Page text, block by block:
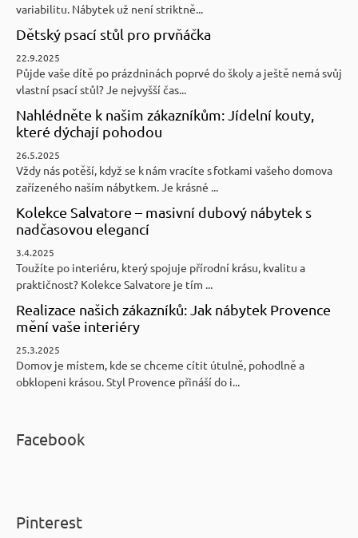
variabilitu. Nábytek už není striktně...
Dětský psací stůl pro prvňáčka
22.9.2025
Půjde vaše dítě po prázdninách poprvé do školy a ještě nemá svůj
vlastní psací stůl? Je nejvyšší čas...
Nahlédněte k našim zákazníkům: Jídelní kouty,
které dýchají pohodou
26.5.2025
Vždy nás potěší, když se k nám vracíte s fotkami vašeho domova
zařízeného naším nábytkem. Je krásné ...
Kolekce Salvatore – masivní dubový nábytek s
nadčasovou elegancí
3.4.2025
Toužíte po interiéru, který spojuje přírodní krásu, kvalitu a
praktičnost? Kolekce Salvatore je tím ...
Realizace našich zákazníků: Jak nábytek Provence
mění vaše interiéry
25.3.2025
Domov je místem, kde se chceme cítit útulně, pohodlně a
obklopeni krásou. Styl Provence přináší do i...
Facebook
Pinterest